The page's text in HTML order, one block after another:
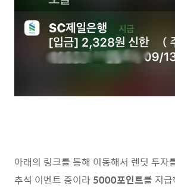
아래의 링크를 통해 이동해서 렌딧 투자
추석 이벤트 중이라 5000포인트를 지